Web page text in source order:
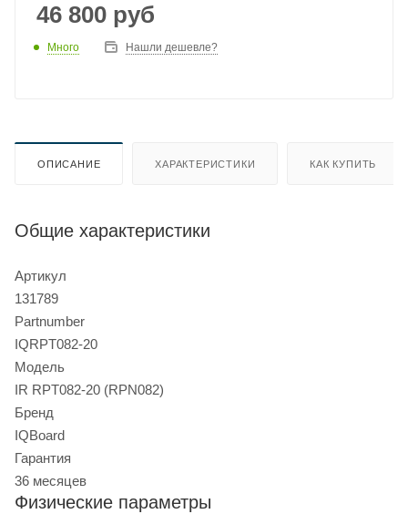
46 800 руб
Много Нашли дешевле?
ОПИСАНИЕ ХАРАКТЕРИСТИКИ КАК КУПИТЬ
Общие характеристики
Артикул
131789
Partnumber
IQRPT082-20
Модель
IR RPT082-20 (RPN082)
Бренд
IQBoard
Гарантия
36 месяцев
Физические параметры